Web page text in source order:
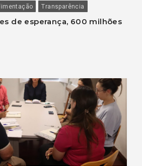
Transparência
de esperança, 600 milhões